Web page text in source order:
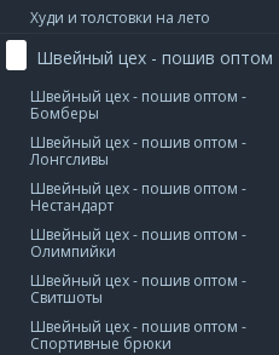
Худи и толстовки на лето
Швейный цех - пошив оптом
Швейный цех - пошив оптом -
Бомберы
Швейный цех - пошив оптом -
Лонгсливы
Швейный цех - пошив оптом -
Нестандарт
Швейный цех - пошив оптом -
Олимпийки
Швейный цех - пошив оптом -
Свитшоты
Швейный цех - пошив оптом -
Спортивные брюки